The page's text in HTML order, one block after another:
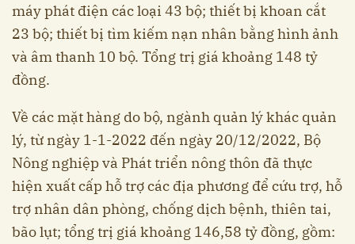
máy phát điện các loại 43 bộ; thiết bị khoan cắt
23 bộ; thiết bị tìm kiếm nạn nhân bằng hình ảnh
và âm thanh 10 bộ. Tổng trị giá khoảng 148 tỷ
đồng.
Về các mặt hàng do bộ, ngành quản lý khác quản
lý, từ ngày 1-1-2022 đến ngày 20/12/2022, Bộ
Nông nghiệp và Phát triển nông thôn đã thực
hiện xuất cấp hỗ trợ các địa phương để cứu trợ, hỗ
trợ nhân dân phòng, chống dịch bệnh, thiên tai,
bão lụt; tổng trị giá khoảng 146,58 tỷ đồng, gồm: